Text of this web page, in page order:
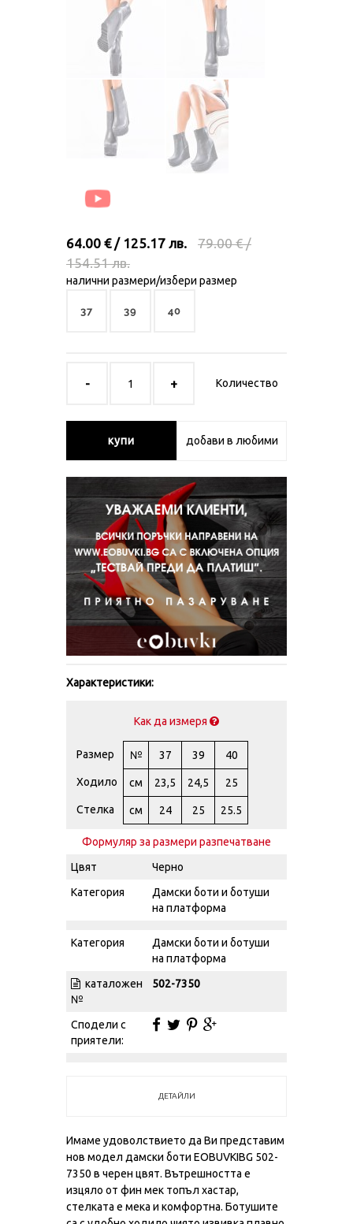
64.00 € / 125.17 лв.
79.00 € /
154.51 лв.
налични размери/избери размер
37 39 40
Количество
купи добави в любими
Характеристики:
Как да измеря
Размер № 37 39 40
Ходило см 23,5 24,5 25
Стелка см 24 25 25.5
Формуляр за размери разпечатване
Цвят
Черно
Категория
Дамски боти и ботуши
на платформа
Категория
Дамски боти и ботуши
на платформа
каталожен
№
502-7350
Сподели с
приятели:
ДЕТАЙЛИ
Имаме удоволствието да Ви представим
нов модел дамски боти EOBUVKIBG 502-
7350 в черен цвят. Вътрешността е
изцяло от фин мек топъл хастар,
стелката е мека и комфортна. Ботушите